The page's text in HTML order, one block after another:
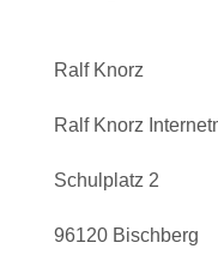
Ralf Knorz
Ralf Knorz
Schulplatz 2
96120 Bischberg